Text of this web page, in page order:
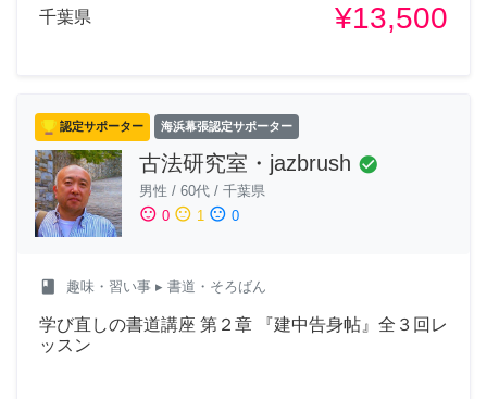
千葉県 ¥13,500
認定サポーター 海浜幕張認定サポーター
古法研究室・jazbrush check_circle
男性 / 60代 / 千葉県
sentiment_satisfied 0 sentiment_neutral 1 sentiment_dissatisfied 0
class 趣味・習い事 ▸ 書道・そろばん
学び直しの書道講座 第２章 『建中告身帖』全３回レ
ッスン